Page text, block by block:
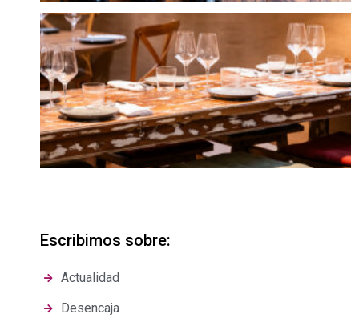
Escribimos sobre:
Actualidad
Desencaja